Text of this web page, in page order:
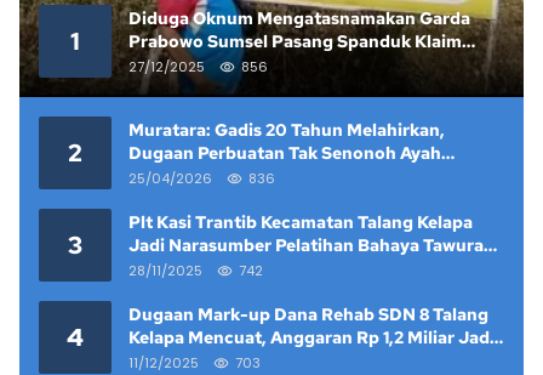
1
Diduga Oknum Mengatasnamakan Garda
Prabowo Sumsel Pasang Spanduk Klaim
Lahan yang Telah Diputus Pengadilan
27/12/2025 856
2
Muratara: Gadis 20 Tahun Melahirkan,
Dugaan Perbuatan Tak Senonoh Ayah
Kandung Mencuat
25/04/2026 836
3
Plt Kasi Trantib Kecamatan Talang Kelapa
Jadi Narasumber Pelatihan Bahaya Tawuran
dan Narkoba di Keramat Raya
28/11/2025 742
4
Dugaan Mark-up Dana Rehab SDN 8 Talang
Kelapa Mencuat, Anggaran Rp 1,2 Miliar Jadi
Sorotan
11/12/2025 703